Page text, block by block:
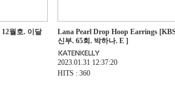
월호. 이달
Lana Pearl Drop Hoop Earrings
신부. 65회. 박하나. E ]
2023.01.31 12:37:20
HITS : 360